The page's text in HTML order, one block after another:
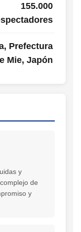
155.000
Prefectura
Mie, Japón
y
de
y